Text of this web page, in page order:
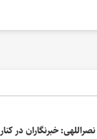
نصراللهی: خبرنگاران در کنار